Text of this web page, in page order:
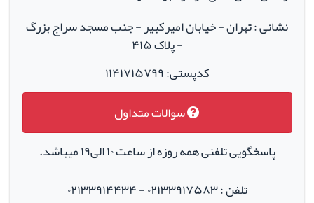
نشانی : تهران - خیابان امیرکبیر - جنب مسجد سراج بزرگ
- پلاک ۴۱۵
کدپستی: ۱۱۴۱۷۱۵۷۹۹
سوالات متداول
پاسخگویی تلفنی همه روزه از ساعت ۱۰ الی۱۹ میباشد.
تلفن : ۰۲۱۳۳۹۱۷۵۸۳ - ۰۲۱۳۳۹۱۴۴۳۴